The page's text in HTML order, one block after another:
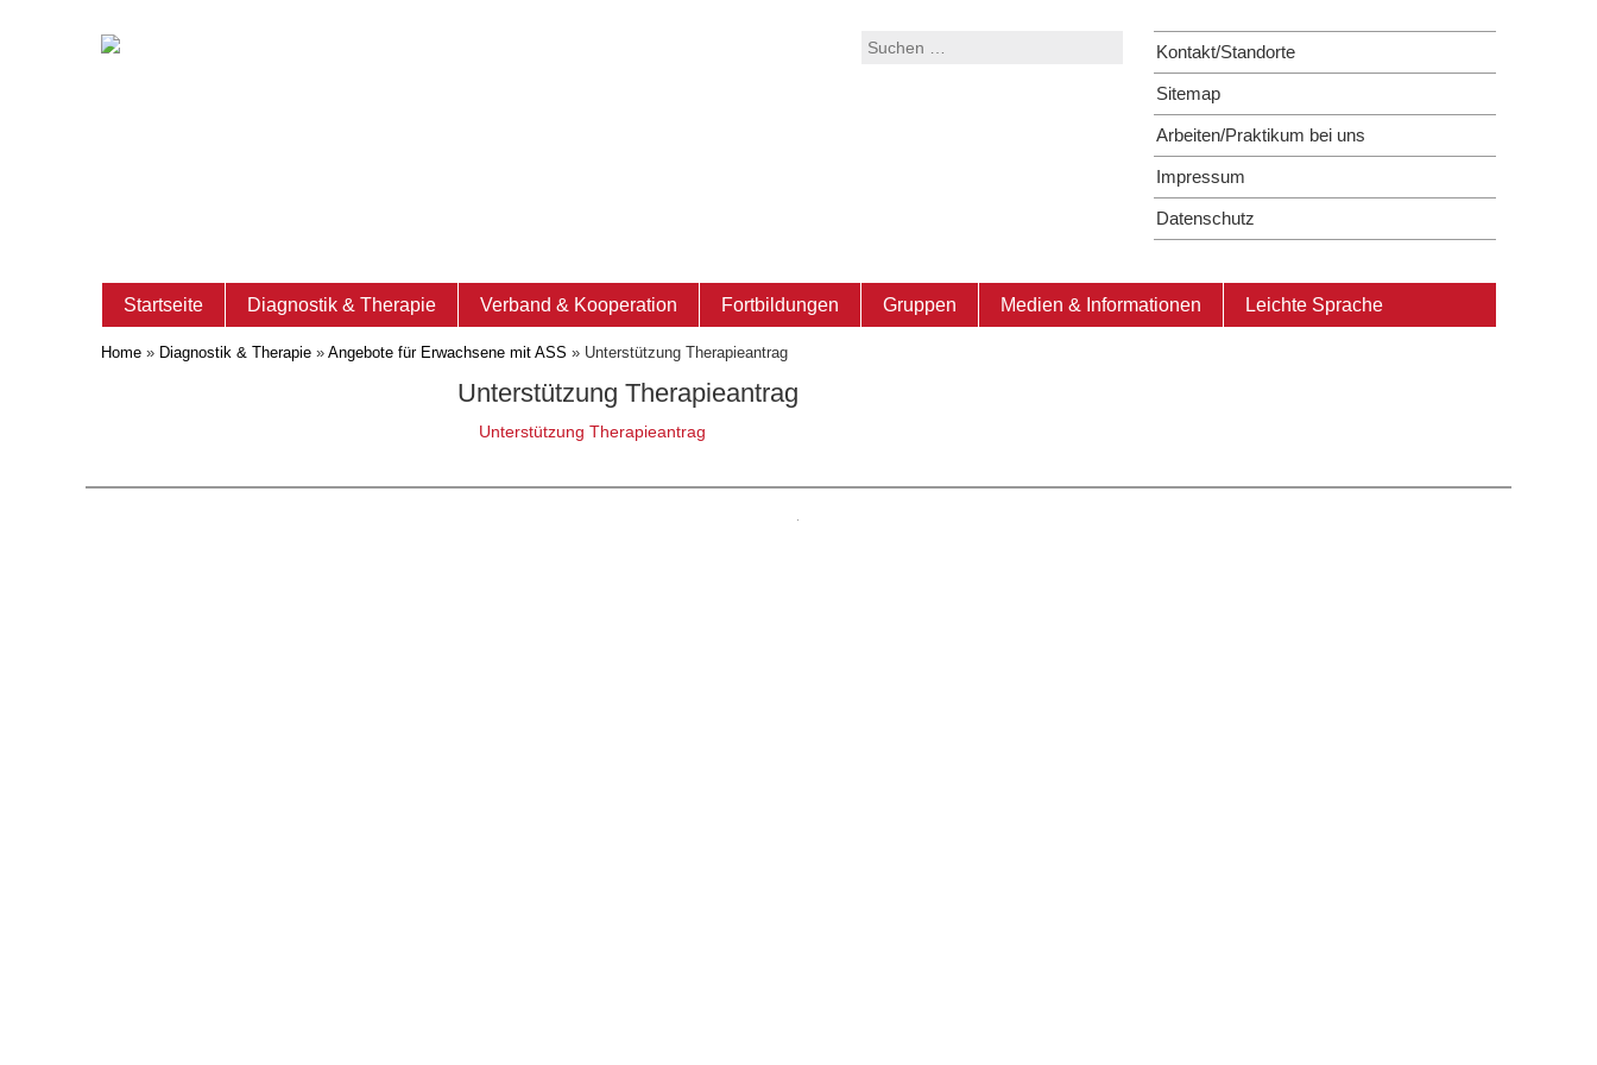
Kontakt/Standorte
Sitemap
Arbeiten/Praktikum bei uns
Impressum
Datenschutz
Suchen
Startseite Diagnostik & Therapie Verband & Kooperation Fortbildungen Gruppen Medien & Informationen Leichte Sprache
Home » Diagnostik & Therapie » Angebote für Erwachsene mit ASS » Unterstützung Therapieantrag
Unterstützung Therapieantrag
Unterstützung Therapieantrag